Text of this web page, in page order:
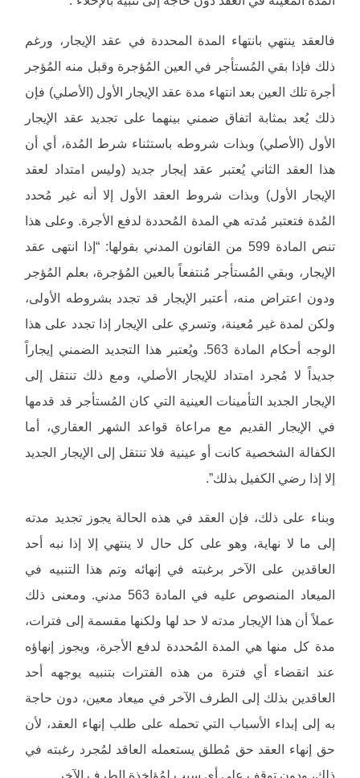
فالعقد ينتهي بانتهاء المدة المحددة في عقد الإيجار، ورغم
ذلك فإذا بقي المُستأجر في العين المُؤجرة وقبل منه المُؤجر
أجرة تلك العين بعد انتهاء مدة عقد الإيجار الأول (الأصلي) فإن
ذلك يُعد بمثابة اتفاق ضمني بينهما على تجديد عقد الإيجار
الأول (الأصلي) وبذات شروطه باستثناء شرط المُدة، أي أن
هذا العقد الثاني يُعتبر عقد إيجار جديد (وليس امتداد لعقد
الإيجار الأول) وبذات شروط العقد الأول إلا أنه غير مُحدد
المُدة فتعتبر مُدته هي المدة المُحددة لدفع الأجرة. وعلى هذا
تنص المادة 599 من القانون المدني بقولها: “إذا انتهى عقد
الإيجار، وبقي المُستأجر مُنتفعاً بالعين المُؤجرة، بعلم المُؤجر
ودون اعتراض منه، أعتبر الإيجار قد تجدد بشروطه الأولى،
ولكن لمدة غير مُعينة، وتسري على الإيجار إذا تجدد على هذا
الوجه أحكام المادة 563. ويُعتبر هذا التجديد الضمني إيجاراً
جديداً لا مُجرد امتداد للإيجار الأصلي، ومع ذلك تنتقل إلى
الإيجار الجديد التأمينات العينية التي كان المُستأجر قد قدمها
في الإيجار القديم مع مراعاة قواعد الشهر العقاري، أما
الكفالة الشخصية كانت أو عينية فلا تنتقل إلى الإيجار الجديد
إلا إذا رضي الكفيل بذلك”.
وبناء على ذلك، فإن العقد في هذه الحالة يجوز تجديد مدته
إلى ما لا نهاية، وهو على كل حال لا ينتهي إلا إذا نبه أحد
العاقدين على الآخر برغبته في إنهائه وتم هذا التنبيه في
الميعاد المنصوص عليه في المادة 563 مدني. ومعنى ذلك
عملاً أن هذا الإيجار مدته لا حد لها ولكنها مقسمة إلى فترات،
مدة كل منها هي المدة المُحددة لدفع الأجرة، ويجوز إنهاؤه
عند انقضاء أي فترة من هذه الفترات بتنبيه يوجهه أحد
العاقدين بذلك إلى الطرف الآخر في ميعاد معين، دون حاجة
به إلى إبداء الأسباب التي تحمله على طلب إنهاء العقد، لأن
حق إنهاء العقد حق مُطلق يستعمله العاقد لمُجرد رغبته في